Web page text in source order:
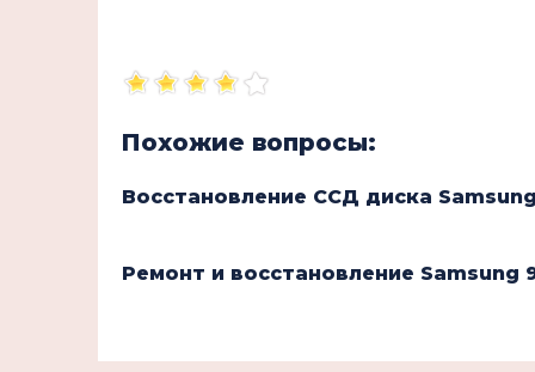
Похожие вопросы:
Восстановление ССД диска
Ремонт и восстановление Samsung